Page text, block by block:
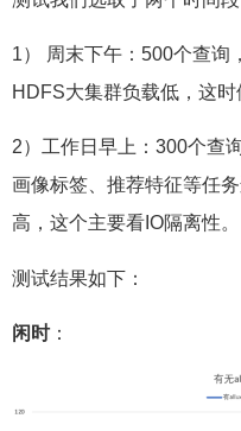
1） 周末下午：500个查询
HDFS大集群负载低，这时
2）工作日早上：300个查
画像标签、推荐特征等任
高，这个主要看IO隔离性。
测试结果如下：
闲时